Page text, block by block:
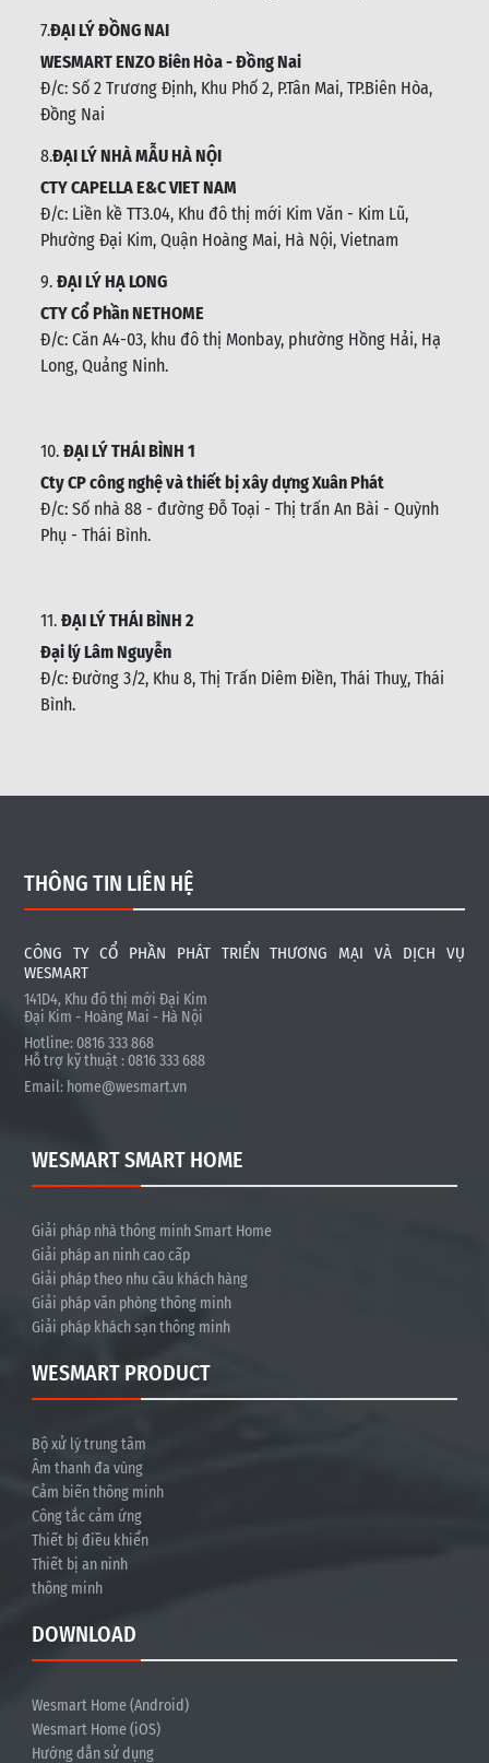
7.ĐẠI LÝ ĐỒNG NAI
WESMART ENZO Biên Hòa - Đồng Nai
Đ/c: Số 2 Trương Định, Khu Phố 2, P.Tân Mai, TP.Biên Hòa,
Đồng Nai
8.ĐẠI LÝ NHÀ MẪU HÀ NỘI
CTY CAPELLA E&C VIET NAM
Đ/c: Liền kề TT3.04, Khu đô thị mới Kim Văn - Kim Lũ,
Phường Đại Kim, Quận Hoàng Mai, Hà Nội, Vietnam
9. ĐẠI LÝ HẠ LONG
CTY Cổ Phần NETHOME
Đ/c: Căn A4-03, khu đô thị Monbay, phường Hồng Hải, Hạ
Long, Quảng Ninh.
10. ĐẠI LÝ THÁI BÌNH 1
Cty CP công nghệ và thiết bị xây dựng Xuân Phát
Đ/c: Số nhà 88 - đường Đỗ Toại - Thị trấn An Bài - Quỳnh
Phụ - Thái Bình.
11. ĐẠI LÝ THÁI BÌNH 2
Đại lý Lâm Nguyễn
Đ/c: Đường 3/2, Khu 8, Thị Trấn Diêm Điền, Thái Thuỵ, Thái
Bình.
THÔNG TIN LIÊN HỆ
CÔNG TY CỔ PHẦN PHÁT TRIỂN THƯƠNG MẠI VÀ DỊCH VỤ
WESMART
141D4, Khu đô thị mới Đại Kim
Đại Kim - Hoàng Mai - Hà Nội
Hotline: 0816 333 868
Hỗ trợ kỹ thuật : 0816 333 688
Email: home@wesmart.vn
WESMART SMART HOME
Giải pháp nhà thông minh Smart Home
Giải pháp an ninh cao cấp
Giải pháp theo nhu cầu khách hàng
Giải pháp văn phòng thông minh
Giải pháp khách sạn thông minh
WESMART PRODUCT
Bộ xử lý trung tâm
Âm thanh đa vùng
Cảm biến thông minh
Công tắc cảm ứng
Thiết bị điều khiển
Thiết bị an ninh
thông minh
DOWNLOAD
Wesmart Home (Android)
Wesmart Home (iOS)
Hướng dẫn sử dụng